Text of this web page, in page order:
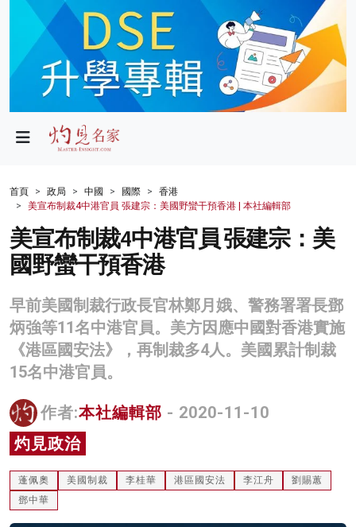
政局
財經
生活
健康
商業
科技
影片
名家榜
灼見活動
關於我們
首頁 政局 中國 國際
香港
美宣布制裁4中港官員 張建宗：美國野蠻干預香港 | 本社編輯部
美宣布制裁4中港官員 張建宗：美
國野蠻干預香港
早前美國制裁行政長官林鄭月娥、警務署署長鄧
炳強等11名中港官員。美方因應中國對香港實施
《港區國安法》，再制裁多4人。美國累計制裁
15名中港官員。
作者:本社編輯部 - 2020-11-10
灼見政治
蓬佩奧 美國制裁 李桂華 港區國安法 李江舟
劉賜蕙
鄧中華